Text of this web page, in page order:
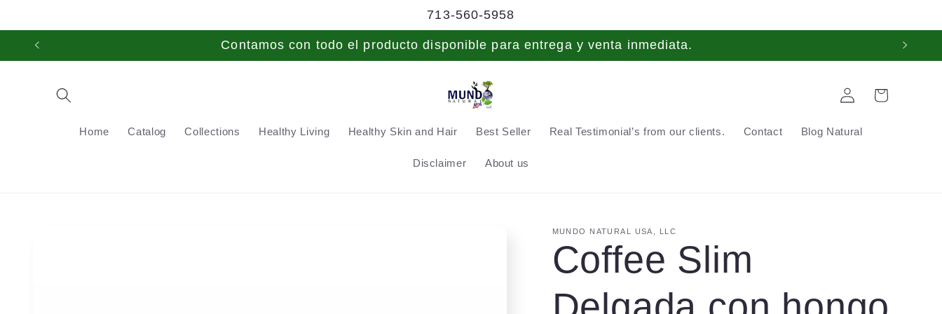
713-560-5958
Contamos con todo el producto disponible para entrega y venta inmediata.
Home Catalog Collections Healthy Living Healthy Skin and Hair Best Seller Real Testimonial’s from our clients. Contact Blog Natural
Disclaimer About us
Log
in
Cart
MUNDO NATURAL USA, LLC
Coffee Slim